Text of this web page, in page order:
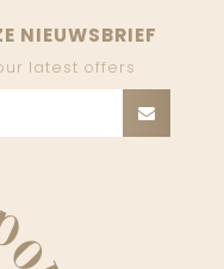
NIEUWSBRIEF
latest offers